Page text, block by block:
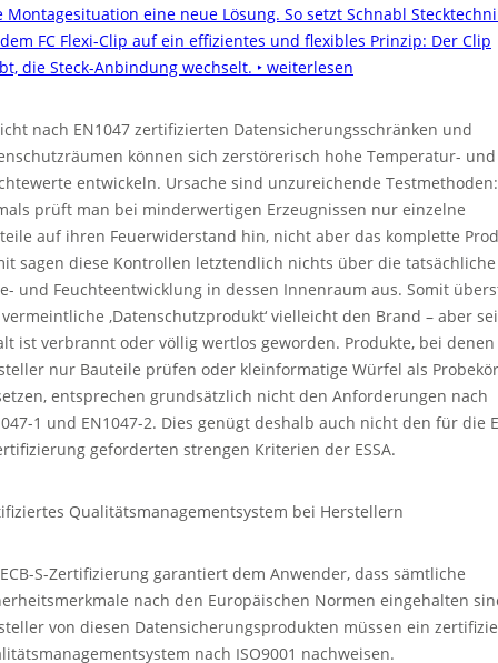
Montagesituation eine neue Lösung. So setzt Schnabl
FC Flexi-Clip auf ein effizientes und flexibles Prinzip: Der Clip
die Steck-Anbindung wechselt. ‣ weiterlesen
nach EN1047 zertifizierten Datensicherungsschränken und
können sich zerstörerisch hohe Temperatur- und
entwickeln. Ursache sind unzureichende Testmethoden:
prüft man bei minderwertigen Erzeugnissen nur einzelne
auf ihren Feuerwiderstand hin, nicht aber das komplette
sagen diese Kontrollen letztendlich nichts über die tatsächliche
und Feuchteentwicklung in dessen Innenraum aus. Somit
‚Datenschutzprodukt‘ vielleicht den Brand – aber
ist verbrannt oder völlig wertlos geworden. Produkte, bei denen
nur Bauteile prüfen oder kleinformatige Würfel als
entsprechen grundsätzlich nicht den Anforderungen nach
1 und EN1047-2. Dies genügt deshalb auch nicht den für die
geforderten strengen Kriterien der ESSA.
Qualitätsmanagementsystem bei Herstellern
S-Zertifizierung garantiert dem Anwender, dass sämtliche
nach den Europäischen Normen eingehalten
von diesen Datensicherungsprodukten müssen ein
nach ISO9001 nachweisen.